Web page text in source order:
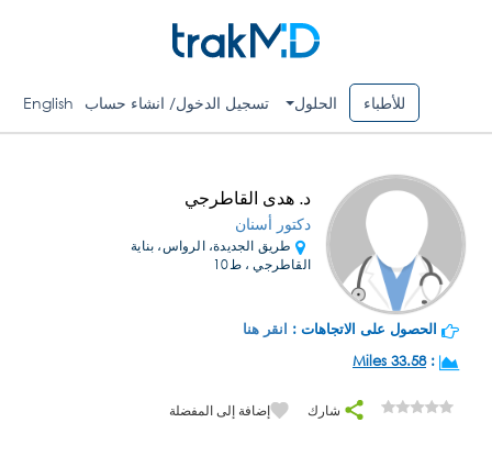
للأطباء الحلول تسجيل الدخول/ انشاء حساب English
د. هدى القاطرجي
دكتور أسنان
طريق الجديدة، الرواس، بناية
القاطرجي ، ط10
الحصول على الاتجاهات : انقر هنا
:
33.58 Miles
شارك إضافة إلى المفضلة